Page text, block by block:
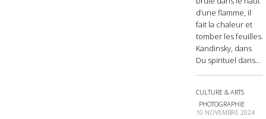
d’une flamme, il
fait la chaleur et
tomber les feuilles.
Kandinsky, dans
Du spirituel dans...
CULTURE & ARTS
PHOTOGRAPHIE
10 NOVEMBRE 2024